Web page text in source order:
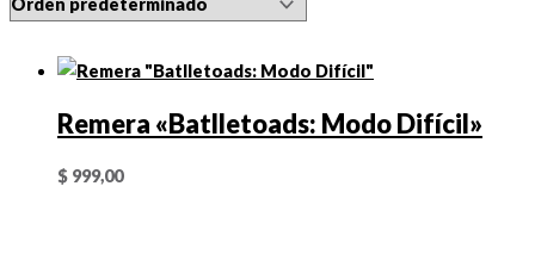
Remera «Batlletoads: Modo Difícil»
$ 999,00